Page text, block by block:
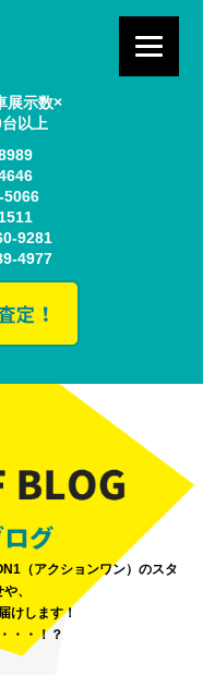
展示数×
以上
5066
9281
4977
（アクションワン）のスタ
、
けします！
・・！？